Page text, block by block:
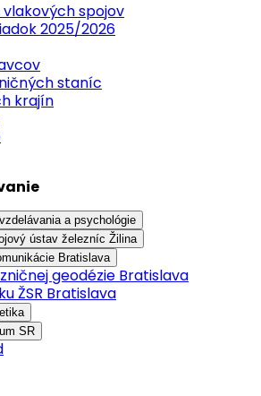
spojov
2025/2026
staníc
krajín
a psychológie
ústav železníc Žilina
Bratislava
geodézie Bratislava
ŽSR Bratislava
SR